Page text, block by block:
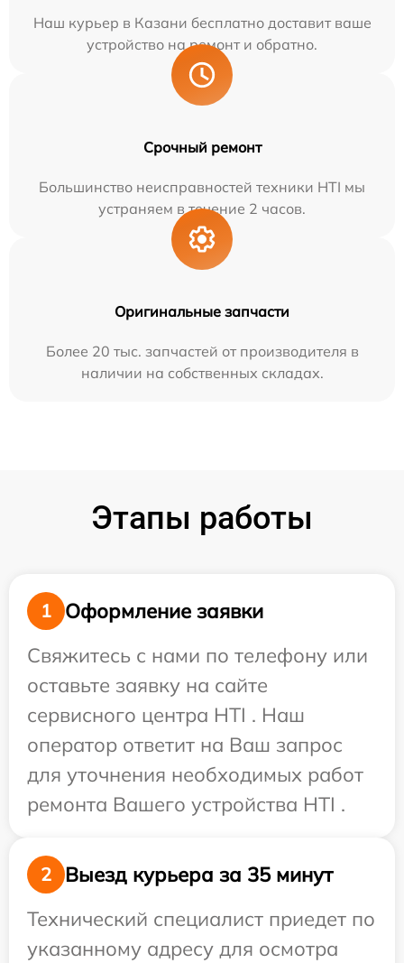
Наш курьер в Казани бесплатно доставит ваше
устройство на ремонт и обратно.
Срочный ремонт
Большинство неисправностей техники HTI мы
устраняем в течение 2 часов.
Оригинальные запчасти
Более 20 тыс. запчастей от производителя в
наличии на собственных складах.
Этапы работы
1
Оформление заявки
Свяжитесь с нами по телефону или
оставьте заявку на сайте
сервисного центра HTI . Наш
оператор ответит на Ваш запрос
для уточнения необходимых работ
ремонта Вашего устройства HTI .
2
Выезд курьера за 35 минут
Технический специалист приедет по
указанному адресу для осмотра